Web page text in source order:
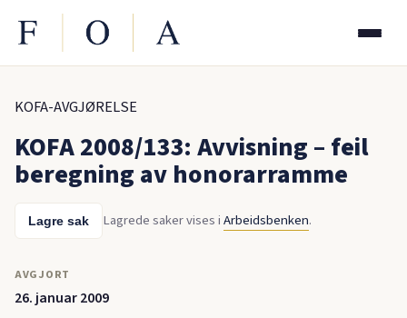
KOFA-AVGJØRELSE
KOFA 2008/133: Avvisning – feil
beregning av honorarramme
Lagre sak Lagrede saker vises iArbeidsbenken.
AVGJORT
26. januar 2009